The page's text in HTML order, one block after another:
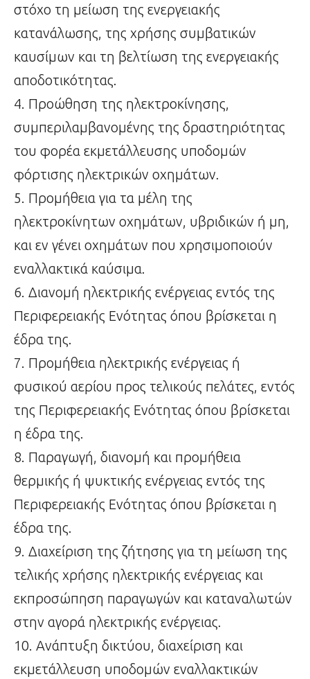
στόχο τη μείωση της ενεργειακής
κατανάλωσης, της χρήσης συμβατικών
καυσίμων και τη βελτίωση της ενεργειακής
αποδοτικότητας.
4. Προώθηση της ηλεκτροκίνησης,
συμπεριλαμβανομένης της δραστηριότητας
του φορέα εκμετάλλευσης υποδομών
φόρτισης ηλεκτρικών οχημάτων.
5. Προμήθεια για τα μέλη της
ηλεκτροκίνητων οχημάτων, υβριδικών ή μη,
και εν γένει οχημάτων που χρησιμοποιούν
εναλλακτικά καύσιμα.
6. Διανομή ηλεκτρικής ενέργειας εντός της
Περιφερειακής Ενότητας όπου βρίσκεται η
έδρα της.
7. Προμήθεια ηλεκτρικής ενέργειας ή
φυσικού αερίου προς τελικούς πελάτες, εντός
της Περιφερειακής Ενότητας όπου βρίσκεται
η έδρα της.
8. Παραγωγή, διανομή και προμήθεια
θερμικής ή ψυκτικής ενέργειας εντός της
Περιφερειακής Ενότητας όπου βρίσκεται η
έδρα της.
9. Διαχείριση της ζήτησης για τη μείωση της
τελικής χρήσης ηλεκτρικής ενέργειας και
εκπροσώπηση παραγωγών και καταναλωτών
στην αγορά ηλεκτρικής ενέργειας.
10. Ανάπτυξη δικτύου, διαχείριση και
εκμετάλλευση υποδομών εναλλακτικών